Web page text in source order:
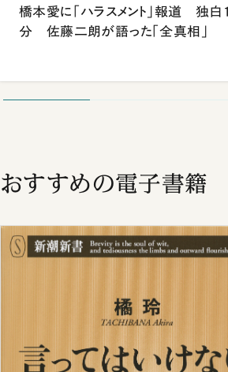
橋本愛に「ハラスメント」報道 独
分 佐藤二朗が語った「全真相」
おすすめの電子書籍